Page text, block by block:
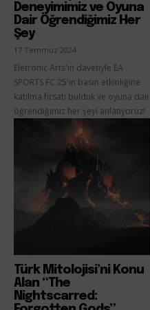
Deneyimimiz ve Oyuna
Dair Öğrendiğimiz Her
Şey
17 Temmuz 2024
Eletronic Arts'ın davetiyle EA
SPORTS FC 25'in basın etkinliğine
katılma fırsatı bulduk ve oyuna dair
öğrendiğimiz her şeyi anlatıyoruz!
Türk Mitolojisi’ni Konu
Alan “The
Nightscarred: